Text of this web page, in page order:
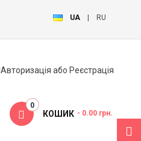
UA RU
Авторизація або Реєстрація
КОШИК
0
- 0.00 грн.